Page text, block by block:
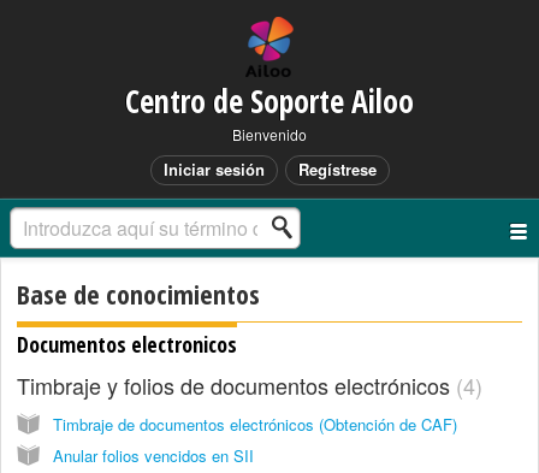
Centro de Soporte Ailoo
Bienvenido
Iniciar sesión Regístrese
Base de conocimientos
Documentos electronicos
Timbraje y folios de documentos electrónicos 4
Timbraje de documentos electrónicos (Obtención de CAF)
Anular folios vencidos en SII